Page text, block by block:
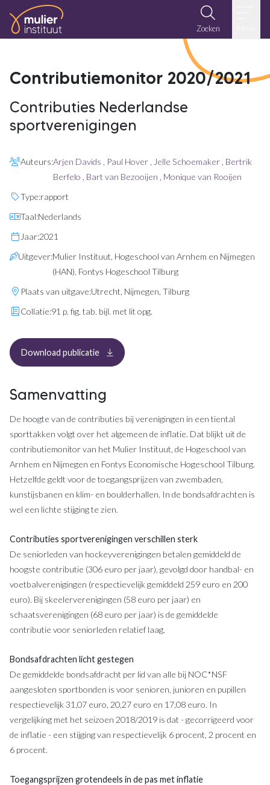
Ga naar de inhoud
Zoeken
Contributiemonitor 2020/2021
Contributies Nederlandse
sportverenigingen
Auteurs:Arjen Davids Paul Hover Jelle Schoemaker Bertrik
Berfelo
Bart van Bezooijen
Monique van Rooijen
Type:rapport
Taal:Nederlands
Jaar:2021
Uitgever:Mulier Instituut, Hogeschool van Arnhem en Nijmegen
(HAN), Fontys Hogeschool Tilburg
Plaats van uitgave:Utrecht, Nijmegen, Tilburg
Collatie:91 p. fig. tab. bijl. met lit opg.
Download publicatie , opent in een nieuw tabblad
Samenvatting
De hoogte van de contributies bij verenigingen in een tiental
sporttakken volgt over het algemeen de inflatie. Dat blijkt uit de
contributiemonitor van het Mulier Instituut, de Hogeschool van
Arnhem en Nijmegen en Fontys Economische Hogeschool Tilburg.
Hetzelfde geldt voor de toegangsprijzen van zwembaden,
kunstijsbanen en klim- en boulderhallen. In de bondsafdrachten is
wel een lichte stijging te zien.
Contributies sportverenigingen verschillen sterk
De seniorleden van hockeyverenigingen betalen gemiddeld de
hoogste contributie (306 euro per jaar), gevolgd door handbal- en
voetbalverenigingen (respectievelijk gemiddeld 259 euro en 200
euro). Bij skeelerverenigingen (58 euro per jaar) en
schaatsverenigingen (68 euro per jaar) is de gemiddelde
contributie voor seniorleden relatief laag.
Bondsafdrachten licht gestegen
De gemiddelde bondsafdracht per lid van alle bij NOC*NSF
aangesloten sportbonden is voor senioren, junioren en pupillen
respectievelijk 31,07 euro, 20,27 euro en 17,08 euro. In
vergelijking met het seizoen 2018/2019 is dat - gecorrigeerd voor
de inflatie - een stijging van respectievelijk 6 procent, 2 procent en
6 procent.
Toegangsprijzen grotendeels in de pas met inflatie